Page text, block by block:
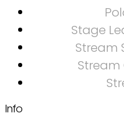
Stage
Stream
Info